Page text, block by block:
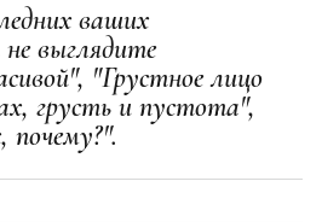
ваших
выглядите
"Грустное лицо
грусть и пустота",
почему?".